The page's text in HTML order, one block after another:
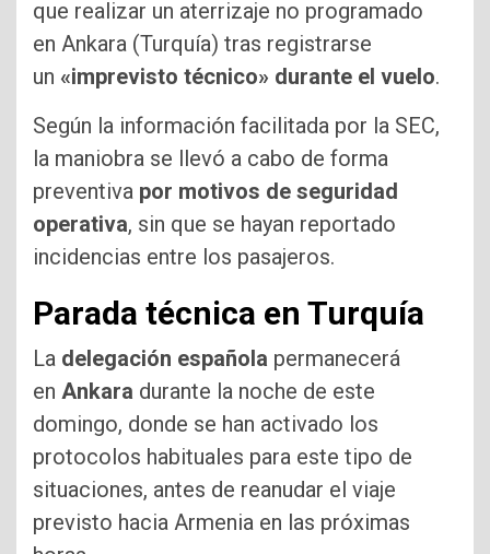
que realizar un aterrizaje no programado
en Ankara (Turquía) tras registrarse
un «imprevisto técnico» durante el vuelo.
Según la información facilitada por la SEC,
la maniobra se llevó a cabo de forma
preventiva por motivos de seguridad
operativa, sin que se hayan reportado
incidencias entre los pasajeros.
Parada técnica en Turquía
La delegación española permanecerá
en Ankara durante la noche de este
domingo, donde se han activado los
protocolos habituales para este tipo de
situaciones, antes de reanudar el viaje
previsto hacia Armenia en las próximas